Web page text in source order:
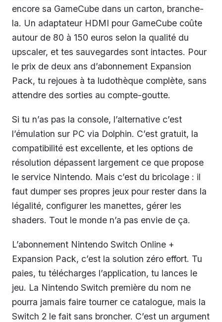
encore sa GameCube dans un carton, branche-
la. Un adaptateur HDMI pour GameCube coûte
autour de 80 à 150 euros selon la qualité du
upscaler, et tes sauvegardes sont intactes. Pour
le prix de deux ans d’abonnement Expansion
Pack, tu rejoues à ta ludothèque complète, sans
attendre des sorties au compte-goutte.
Si tu n’as pas la console, l’alternative c’est
l’émulation sur PC via Dolphin. C’est gratuit, la
compatibilité est excellente, et les options de
résolution dépassent largement ce que propose
le service Nintendo. Mais c’est du bricolage : il
faut dumper ses propres jeux pour rester dans la
légalité, configurer les manettes, gérer les
shaders. Tout le monde n’a pas envie de ça.
L’abonnement Nintendo Switch Online +
Expansion Pack, c’est la solution zéro effort. Tu
paies, tu télécharges l’application, tu lances le
jeu. La Nintendo Switch première du nom ne
pourra jamais faire tourner ce catalogue, mais la
Switch 2 le fait sans broncher. C’est un argument